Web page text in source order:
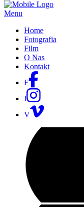
Menu
Home
Fotografia
Film
O Nas
Kontakt
F
I
V